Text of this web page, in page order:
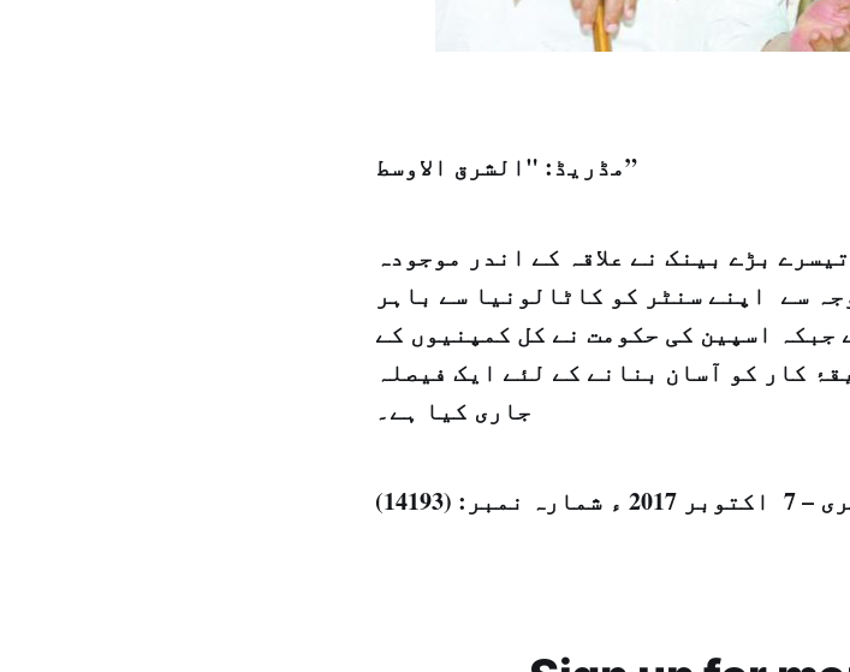
مڈریڈ: "الشرق الاوسط”
بڑے بینک نے علاقہ کے اندر موجودہ
سے اپنے سنٹر کو کاٹالونیا سے باہر
جبکہ اسپین کی حکومت نے کل کمپنیوں کے
کار کو آسان بنانے کے لئے ایک فیصلہ
جاری کیا ہے۔